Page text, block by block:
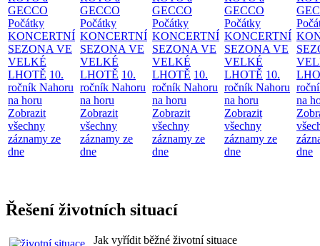
GECCO
Počátky
KONCERTNÍ
SEZONA VE
VELKÉ
LHOTĚ 10.
ročník Nahoru
na horu
Zobrazit
všechny
záznamy ze
dne
GECCO
Počátky
KONCERTNÍ
SEZONA VE
VELKÉ
LHOTĚ 10.
ročník Nahoru
na horu
Zobrazit
všechny
záznamy ze
dne
GECCO
Počátky
KONCERTNÍ
SEZONA VE
VELKÉ
LHOTĚ 10.
ročník Nahoru
na horu
Zobrazit
všechny
záznamy ze
dne
GECCO
Počátky
KONCERTNÍ
SEZONA VE
VELKÉ
LHOTĚ 10.
ročník Nahoru
na horu
Zobrazit
všechny
záznamy ze
dne
na
dne
Řešení životních situací
Jak vyřídit běžné životní situace